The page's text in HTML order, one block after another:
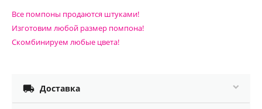
Все помпоны продаются штуками!
Изготовим любой размер помпона!
Скомбинируем любые цвета!
 Доставка